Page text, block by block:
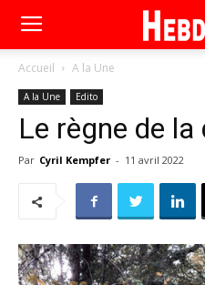
Accueil A la Une
A la Une Edito
Le règne de la
Par Cyril Kempfer - 11 avril 2022